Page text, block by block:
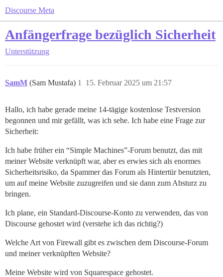
Discourse Meta
Anfängerfrage bezüglich Sicherheit
Unterstützung
SamM (Sam Mustafa) 15. Februar 2025 um 21:57
1
Hallo, ich habe gerade meine 14-tägige kostenlose Testversion
begonnen und mir gefällt, was ich sehe. Ich habe eine Frage zur
Sicherheit:
Ich habe früher ein “Simple Machines”-Forum benutzt, das mit
meiner Website verknüpft war, aber es erwies sich als enormes
Sicherheitsrisiko, da Spammer das Forum als Hintertür benutzten,
um auf meine Website zuzugreifen und sie dann zum Absturz zu
bringen.
Ich plane, ein Standard-Discourse-Konto zu verwenden, das von
Discourse gehostet wird (verstehe ich das richtig?)
Welche Art von Firewall gibt es zwischen dem Discourse-Forum
und meiner verknüpften Website?
Meine Website wird von Squarespace gehostet.